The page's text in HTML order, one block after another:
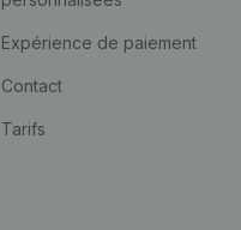
Expérience de paiement
Contact
Tarifs